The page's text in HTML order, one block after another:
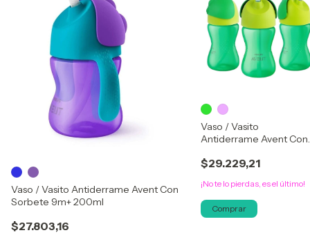
Vaso / Vasito Antiderrame Avent Con
Sorbete 9m+ 200ml
$27.803,16
Vaso / Vasito
Antiderrame Avent Con
$29.229,21
¡No te lo pierdas, es el último!
Comprar